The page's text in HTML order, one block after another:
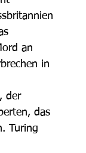
an
in
der
das
Turing